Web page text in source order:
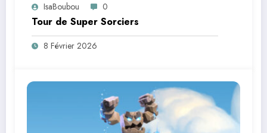
IsaBoubou 0
Tour de Super Sorciers
8 Février 2026